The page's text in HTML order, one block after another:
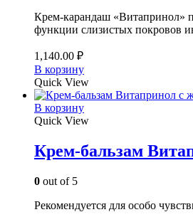
Крем-карандаш «Витапринол»
функции слизистых покровов
1,140.00 ₽
В корзину
Quick View
В корзину
Quick View
Крем-бальзам
0 out of 5
Рекомендуется для особо